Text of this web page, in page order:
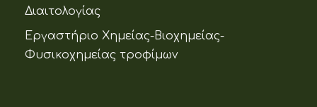
Διαιτολογίας
Εργαστήριο Χημείας-Βιοχημείας-
Φυσικοχημείας τροφίμων